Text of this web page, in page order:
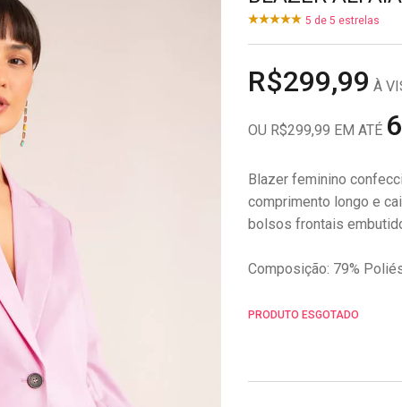
5 de 5 estrelas
R$299,99 À
OU R$299,99 EM ATÉ
Blazer feminino
comprimento longo e
bolsos frontais
Composição: 79%
PRODUTO ESGOTADO